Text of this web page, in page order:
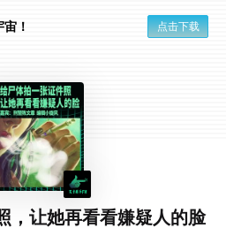
！ 点击下载
，让她再看看嫌疑人的脸